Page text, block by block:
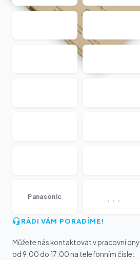
Panasonic ...
RÁDI VÁM PORADÍME!
Můžete nás kontaktovat v pracovní dny
od 9:00 do 17:00 na telefonním čísle: